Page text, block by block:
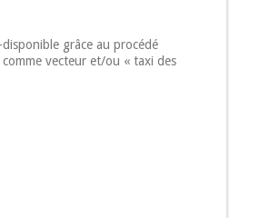
grâce au procédé
vecteur et/ou « taxi des